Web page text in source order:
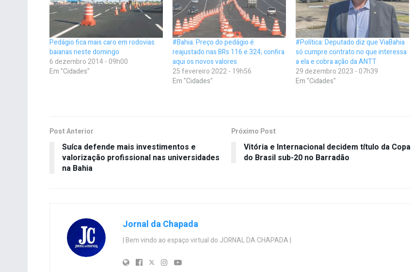
Pedágio fica mais caro em rodovias
baianas neste domingo
6 dezembro 2014 - 09h00
Em "Cidades"
#Bahia: Preço do pedágio é
reajustado nas BRs 116 e 324; confira
aqui os novos valores
25 fevereiro 2022 - 19h56
Em "Cidades"
#Política: Deputado diz que ViaBahia
só cumpre contrato no que interessa
a ela e cobra ação da ANTT
29 dezembro 2023 - 07h39
Em "Cidades"
Post Anterior
Suíca defende mais investimentos e
valorização profissional nas universidades
na Bahia
Próximo Post
Vitória e Internacional decidem título da Copa
do Brasil sub-20 no Barradão
Jornal da Chapada
| Bem vindo ao espaço virtual do JORNAL DA CHAPADA |